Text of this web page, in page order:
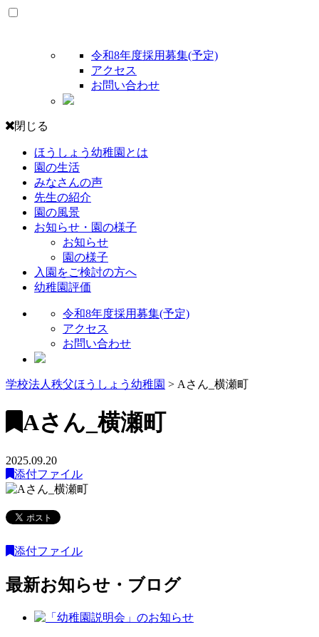
令和8年度採用募集(予定)
アクセス
お問い合わせ
閉じる
ほうしょう幼稚園とは
園の生活
みなさんの声
先生の紹介
園の風景
お知らせ・園の様子
お知らせ
園の様子
入園をご検討の方へ
幼稚園評価
令和8年度採用募集(予定)
アクセス
お問い合わせ
学校法人秩父ほうしょう幼稚園 > Aさん_横瀬町
Aさん_横瀬町
2025.09.20
添付ファイル
添付ファイル
最新お知らせ・ブログ